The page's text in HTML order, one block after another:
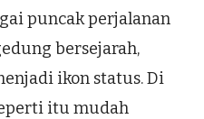
puncak perjalanan
bersejarah,
ikon status. Di
itu mudah